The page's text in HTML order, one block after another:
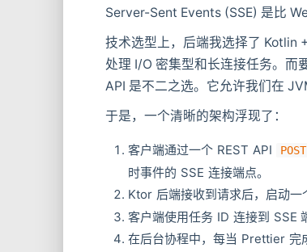
Server-Sent Events (SSE) 是比
技术选型上，后端我选择了 Kotlin
处理 I/O 密集型和长连接任务。
API 是不二之选。它允许我们在
于是，一个清晰的架构浮现了：
客户端通过一个 REST API POST
时事件的 SSE 连接端点。
Ktor 后端接收到请求后，启动
客户端使用任务 ID 连接到 SSE
在后台协程中，每当 Prettier 完